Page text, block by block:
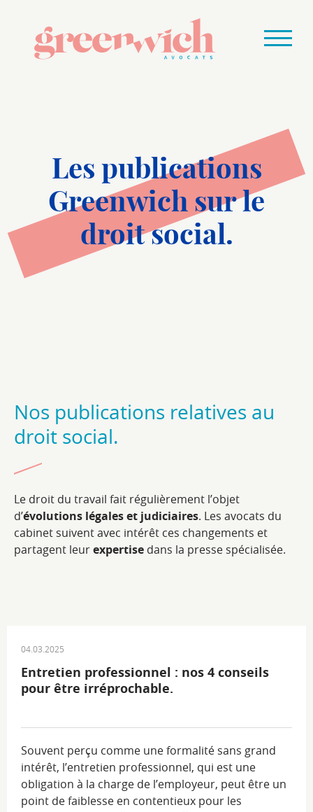
Les publications
Greenwich sur le
droit social.
Nos publications relatives au
droit social.
Le droit du travail fait régulièrement l’objet
d’évolutions légales et judiciaires. Les avocats du
cabinet suivent avec intérêt ces changements et
partagent leurexpertise dans la presse spécialisée.
04.03.2025
Entretien professionnel : nos 4 conseils
pour être irréprochable.
Souvent perçu comme une formalité sans grand
intérêt, l’entretien professionnel, qui est une
obligation à la charge de l’employeur, peut être un
point de faiblesse en contentieux pour les